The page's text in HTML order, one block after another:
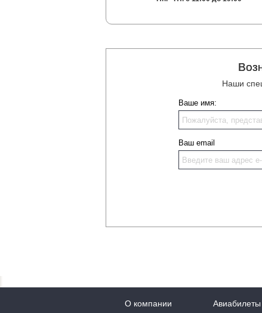
Наши
Ваше имя:
Ваш email
О компании Авиабилеты